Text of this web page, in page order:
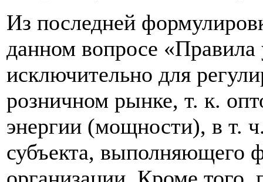
Из последней
данном вопросе «Правила
исключительно для
розничном рынке, т. к.
энергии (мощности), в
субъекта, выполняющего